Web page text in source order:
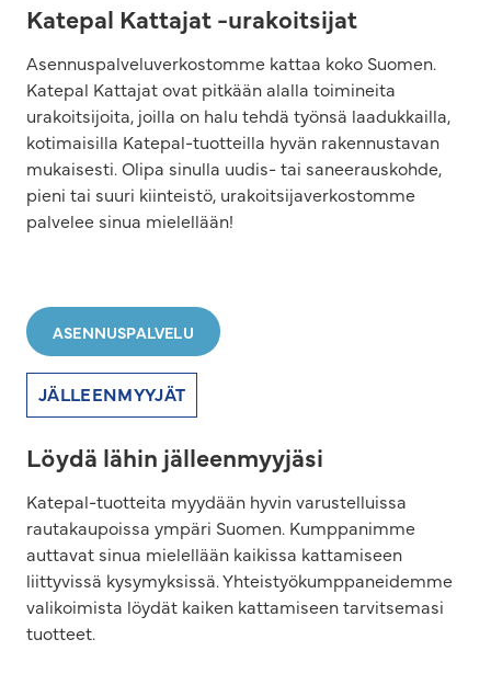
Katepal Kattajat -urakoitsijat
Asennuspalveluverkostomme kattaa koko Suomen.
Katepal Kattajat ovat pitkään alalla toimineita
urakoitsijoita, joilla on halu tehdä työnsä laadukkailla,
kotimaisilla Katepal-tuotteilla hyvän rakennustavan
mukaisesti. Olipa sinulla uudis- tai saneerauskohde,
pieni tai suuri kiinteistö, urakoitsijaverkostomme
palvelee sinua mielellään!
ASENNUSPALVELU
JÄLLEENMYYJÄT
Löydä lähin jälleenmyyjäsi
Katepal-tuotteita myydään hyvin varustelluissa
rautakaupoissa ympäri Suomen. Kumppanimme
auttavat sinua mielellään kaikissa kattamiseen
liittyvissä kysymyksissä. Yhteistyökumppaneidemme
valikoimista löydät kaiken kattamiseen tarvitsemasi
tuotteet.